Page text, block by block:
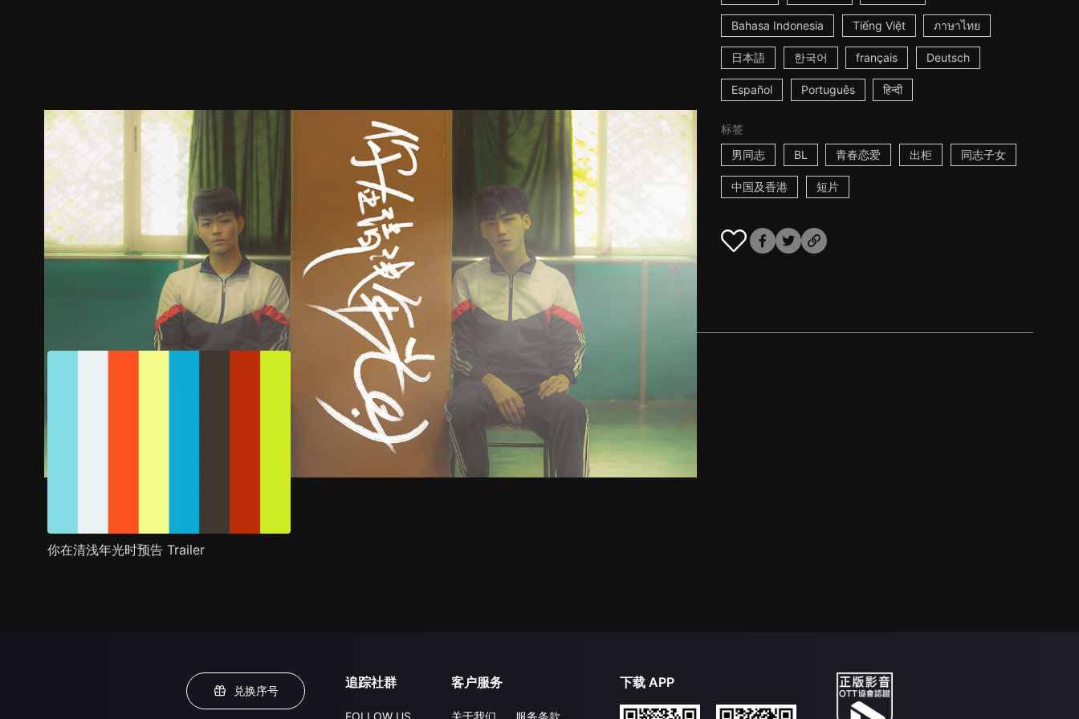
Bahasa Indonesia Tiếng Việt ภาษาไทย
日本語 한국어 français Deutsch
Español Português हिन्दी
标签
男同志
BL 青春恋爱 出柜 同志子女
中国及香港 短片
推荐影片 剧情介绍
你在清浅年光时预告 Trailer
兑换序号
追踪社群
FOLLOW US
客户服务
关于我们 服务条款
下载 APP